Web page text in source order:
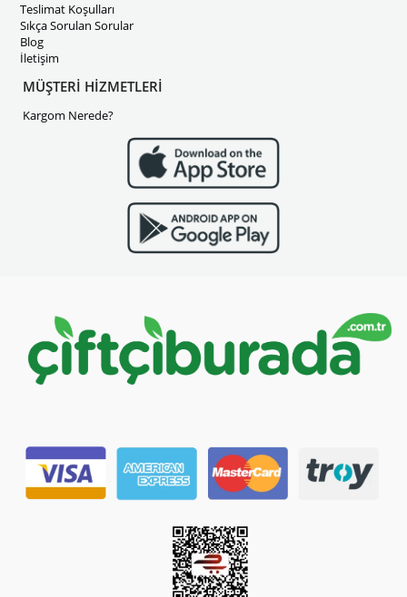
Teslimat Koşulları
Sıkça Sorulan Sorular
Blog
İletişim
MÜŞTERİ HİZMETLERİ
Kargom Nerede?